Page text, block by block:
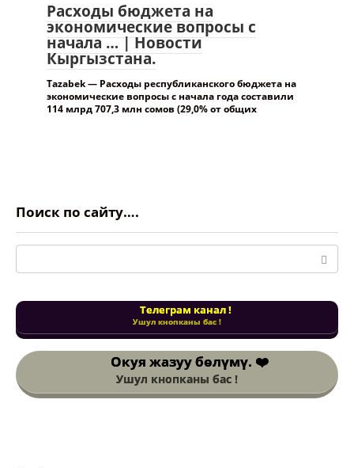
Расходы бюджета на
экономические вопросы с
начала … | Новости
Кыргызстана.
Tazabek — Расходы республиканского бюджета на
экономические вопросы с начала года составили
114 млрд 707,3 млн сомов (29,0% от общих
Поиск по сайту….
Поиск:
Телеграм канал !
Ушул кнопканы бас !
Окуя жазуу
бөлүмү. ❤️
Ушул кнопканы бас !